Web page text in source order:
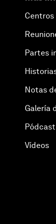
Centros
Partes
Notas
Galería
Pódcast
Vídeos